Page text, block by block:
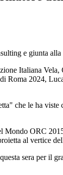
e giunta
Italiana
Roma 2024,
che le ha
ORC
al vertice
sera per il